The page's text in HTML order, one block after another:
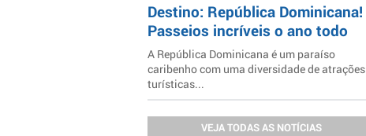
Destino: República Dominicana!
Passeios incríveis o ano todo
A República Dominicana é um paraíso
caribenho com uma diversidade de atrações
turísticas...
VEJA TODAS AS NOTÍCIAS